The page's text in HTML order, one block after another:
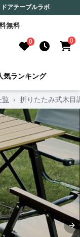
アテーブルラボ
無料
0 0
気ランキング
覧 › 折りたたみ式木目